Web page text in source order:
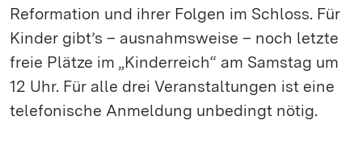
Reformation und ihrer Folgen im Schloss. Für
Kinder gibt’s – ausnahmsweise – noch letzte
freie Plätze im „Kinderreich“ am Samstag um
12 Uhr. Für alle drei Veranstaltungen ist eine
telefonische Anmeldung unbedingt nötig.